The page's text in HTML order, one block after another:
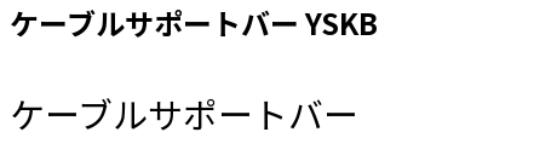
ケーブルサポートバー YSKB
ケーブルサポートバー